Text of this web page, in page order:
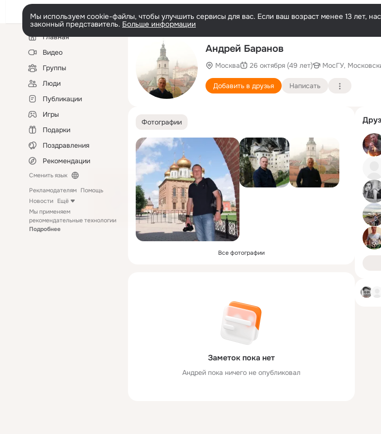
Мы используем cookie-файлы, чтобы улучшить сервисы для вас. Если ваш возраст менее 13 лет,
законный представитель. Больше информации
Левая
колонкаГлавная
Видео
Группы
Люди
Публикации
Игры
Подарки
Поздравления
Рекомендации
Сменить язык
Рекламодателям Помощь
Новости Ещё
Мы применяем
рекомендательные технологии
Подробнее
Андрей Баранов
Москва 26 октября (49 лет) МосГУ,
Добавить в друзья Написать
Фотографии
Все фотографии
Заметок пока нет
Андрей пока ничего не опубликовал